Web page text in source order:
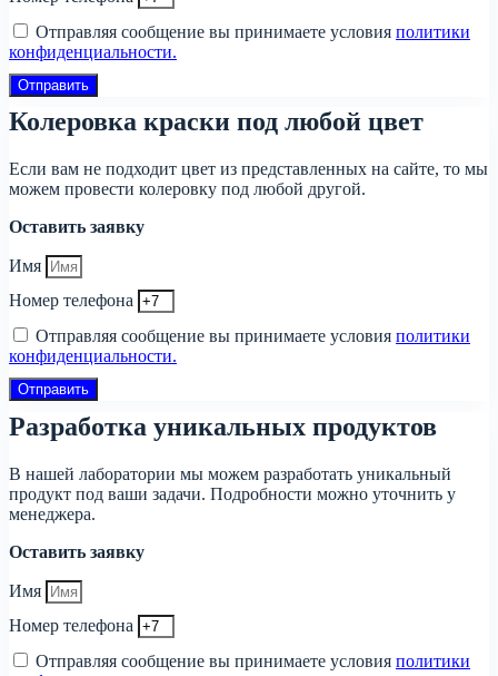
Отправляя сообщение вы принимаете условия политики
конфиденциальности.
Отправить
Колеровка краски под любой цвет
Если вам не подходит цвет из представленных на сайте, то мы
можем провести колеровку под любой другой.
Оставить заявку
Имя
Номер телефона
Отправляя сообщение вы принимаете условия политики
конфиденциальности.
Отправить
Разработка уникальных продуктов
В нашей лаборатории мы можем разработать уникальный
продукт под ваши задачи. Подробности можно уточнить у
менеджера.
Оставить заявку
Имя
Номер телефона
Отправляя сообщение вы принимаете условия политики